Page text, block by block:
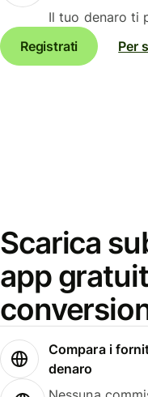
Il tuo denaro ti
Registrati
Per
Scarica
app
Compara i
denaro